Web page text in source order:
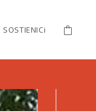
SOSTIENICi